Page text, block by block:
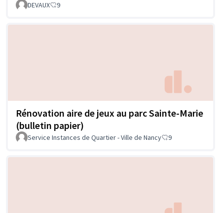
DEVAUX 9
Rénovation aire de jeux au parc Sainte-Marie
(bulletin papier)
Service Instances de Quartier - Ville de Nancy 9